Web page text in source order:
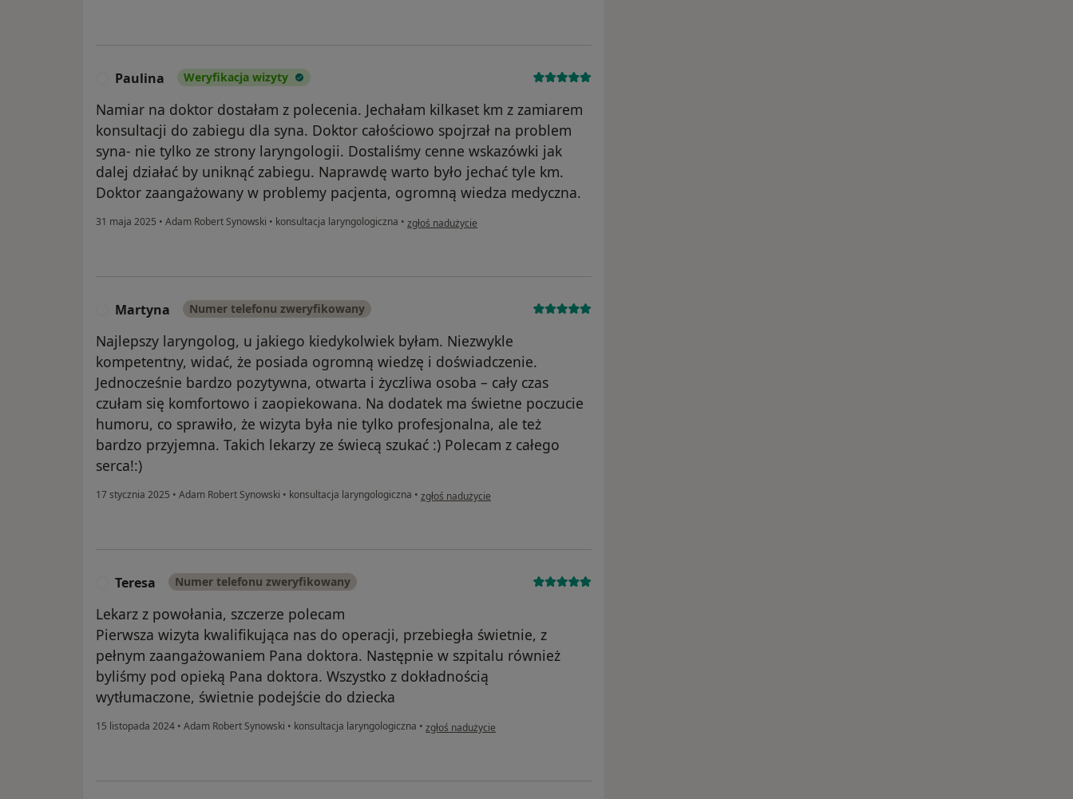
Paulina Weryfikacja wizyty
Namiar na doktor dostałam z polecenia. Jechałam kilkaset km z zamiarem
konsultacji do zabiegu dla syna. Doktor całościowo spojrzał na problem
syna- nie tylko ze strony laryngologii. Dostaliśmy cenne wskazówki jak
dalej działać by uniknąć zabiegu. Naprawdę warto było jechać tyle km.
Doktor zaangażowany w problemy pacjenta, ogromną wiedza medyczna.
31 maja 2025 • Adam Robert Synowski • konsultacja laryngologiczna • w opinii użytkownika Paulina
zgłoś nadużycie
Martyna Numer telefonu zweryfikowany
Najlepszy laryngolog, u jakiego kiedykolwiek byłam. Niezwykle
kompetentny, widać, że posiada ogromną wiedzę i doświadczenie.
Jednocześnie bardzo pozytywna, otwarta i życzliwa osoba – cały czas
czułam się komfortowo i zaopiekowana. Na dodatek ma świetne poczucie
humoru, co sprawiło, że wizyta była nie tylko profesjonalna, ale też
bardzo przyjemna. Takich lekarzy ze świecą szukać :) Polecam z całego
serca!:)
17 stycznia 2025 • Adam Robert Synowski • konsultacja laryngologiczna • w opinii użytkownika Martyna
zgłoś nadużycie
Teresa Numer telefonu zweryfikowany
Lekarz z powołania, szczerze polecam
Pierwsza wizyta kwalifikująca nas do operacji, przebiegła świetnie, z
pełnym zaangażowaniem Pana doktora. Następnie w szpitalu również
byliśmy pod opieką Pana doktora. Wszystko z dokładnością
wytłumaczone, świetnie podejście do dziecka
15 listopada 2024 • Adam Robert Synowski • konsultacja laryngologiczna • w opinii użytkownika Teresa
zgłoś nadużycie